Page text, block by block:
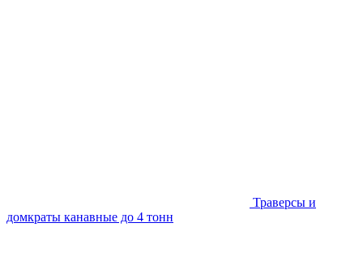
Траверсы и
домкраты канавные до 4 тонн